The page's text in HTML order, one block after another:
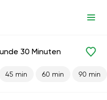
30 Minuten
45 min 60 min 90 min